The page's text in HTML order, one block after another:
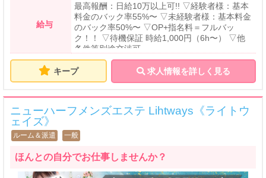
給与
最高報酬：日給10万以上可!! ▽経験者様：基本
料金のバック率55%〜 ▽未経験者様：基本料金
のバック率50%〜 ▽OP+指名料＝フルバッ
ク！！ ▽待機保証 時給1,000円（6h〜） ▽他
条件等別途交渉可
キープ 求人情報を詳しく見る
ニューハーフメンズエステ Lihtways《ライトウ
ェイズ》
ルーム＆派遣 一般
ほんとの自分でお仕事しませんか？